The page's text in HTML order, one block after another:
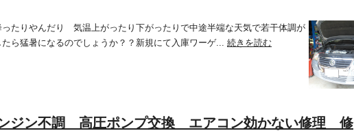
ったりやんだり 気温上がったり下がったりで中途半端な天気で若干体調が
ら猛暑になるのでしょうか？？新規にて入庫ワーゲ... 続きを読む
ジン不調 高圧ポンプ交換 エアコン効かない修理 修